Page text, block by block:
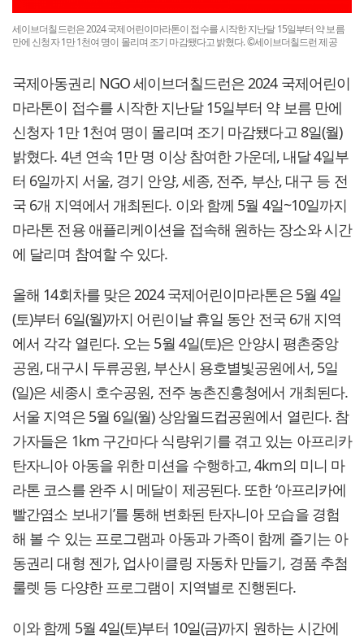
세이브더칠드런은 2024 국제어린이마라톤이 접수를 시작한 지난달 15일부터 약 보름
만에 신청자 1만 1천여 명이 몰리며 조기 마감됐다고 밝혔다. ©세이브더칠드런 제공
국제아동권리 NGO 세이브더칠드런은 2024 국제어린이
마라톤이 접수를 시작한 지난달 15일부터 약 보름 만에
신청자 1만 1천여 명이 몰리며 조기 마감됐다고 8일(월)
밝혔다. 4년 연속 1만 명 이상 참여한 가운데, 내달 4일부
터 6일까지 서울, 경기 안양, 세종, 전주, 부산, 대구 등 전
국 6개 지역에서 개최된다. 이와 함께 5월 4일~10일까지
마라톤 전용 애플리케이션을 접속해 원하는 장소와 시간
에 달리며 참여할 수 있다.
올해 14회차를 맞은 2024 국제어린이마라톤은 5월 4일
(토)부터 6일(월)까지 어린이날 휴일 동안 전국 6개 지역
에서 각각 열린다. 오는 5월 4일(토)은 안양시 평촌중앙
공원, 대구시 두류공원, 부산시 용호별빛공원에서, 5일
(일)은 세종시 호수공원, 전주 농촌진흥청에서 개최된다.
서울 지역은 5월 6일(월) 상암월드컵공원에서 열린다. 참
가자들은 1km 구간마다 식량위기를 겪고 있는 아프리카
탄자니아 아동을 위한 미션을 수행하고, 4km의 미니 마
라톤 코스를 완주 시 메달이 제공된다. 또한 ‘아프리카에
빨간염소 보내기’를 통해 변화된 탄자니아 모습을 경험
해 볼 수 있는 프로그램과 아동과 가족이 함께 즐기는 아
동권리 대형 젠가, 업사이클링 자동차 만들기, 경품 추첨
룰렛 등 다양한 프로그램이 지역별로 진행된다.
이와 함께 5월 4일(토)부터 10일(금)까지 원하는 시간에